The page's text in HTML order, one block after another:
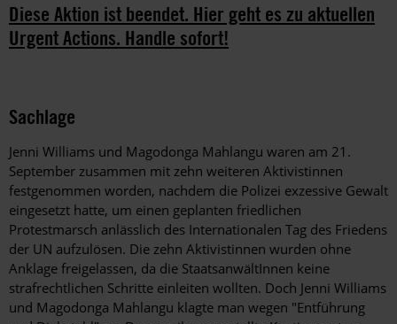
Diese Aktion ist beendet. Hier geht es zu aktuellen
Urgent Actions. Handle sofort!
Sachlage
Jenni Williams und Magodonga Mahlangu waren am 21.
September zusammen mit zehn weiteren Aktivistinnen
festgenommen worden, nachdem die Polizei exzessive Gewalt
eingesetzt hatte, um einen geplanten friedlichen
Protestmarsch anlässlich des Internationalen Tag des Friedens
der UN aufzulösen. Die zehn Aktivistinnen wurden ohne
Anklage freigelassen, da die StaatsanwältInnen keine
strafrechtlichen Schritte einleiten wollten. Doch Jenni Williams
und Magodonga Mahlangu klagte man wegen "Entführung